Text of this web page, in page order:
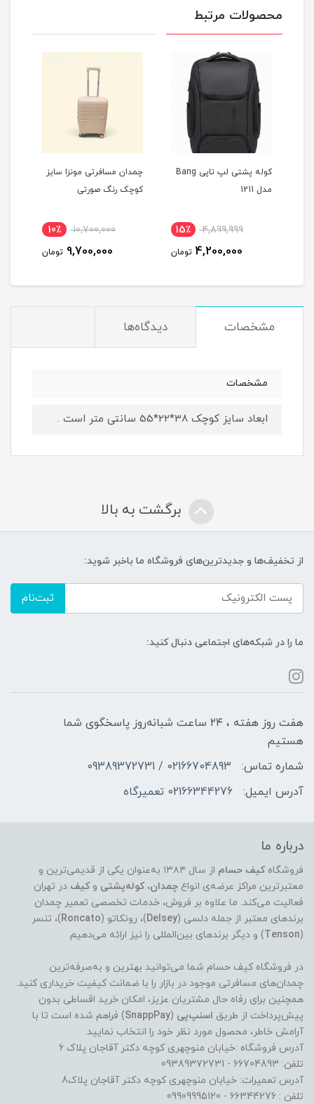
محصولات مرتبط
کوله پشتی لپ تاپی Bang
مدل 1211
4,899,999 15٪
4,200,000 تومان
چمدان مسافرتی مونزا سایز
کوچک رنگ صورتی
10,700,000 10٪
9,700,000 تومان
مشخصات دیدگاه‌ها
مشخصات
ابعاد سایز کوچک 38*22*55 سانتی متر است .
برگشت به بالا
از تخفیف‌ها و جدیدترین‌های فروشگاه ما باخبر شوید:
ثبت‌نام
ما را در شبکه‌های اجتماعی دنبال کنید:
هفت روز هفته ، ۲۴ ساعت شبانه‌روز پاسخگوی شما
هستیم
شماره تماس:
02166704893 / 09389372731
آدرس ایمیل:
02166344276 تعمیرگاه
درباره ما
فروشگاه کیف حسام
از سال ۱۳۸۴ به‌عنوان یکی از قدیمی‌ترین و
معتبرترین مراکز عرضه‌ی انواع چمدان، کوله‌پشتی و کیف در تهران
فعالیت می‌کند. ما علاوه بر فروش، خدمات تخصصی تعمیر چمدان
برندهای معتبر از جمله دلسی (Delsey)، رونکاتو (Roncato)، تنسر
(
Tenson) و دیگر برندهای بین‌المللی را نیز ارائه می‌دهیم.
در فروشگاه کیف حسام شما می‌توانید بهترین و به‌صرفه‌ترین
چمدان‌های مسافرتی موجود در بازار را با ضمانت کیفیت خریداری کنید.
همچنین برای رفاه حال مشتریان عزیز، امکان خرید اقساطی بدون
پیش‌پرداخت از طریق اسنپ‌پی (
SnappPay) فراهم شده است تا با
آرامش خاطر، محصول مورد نظر خود را انتخاب نمایید.
آدرس فروشگاه :خیابان منوچهری کوچه دکتر آقاجان پلاک 6
تلفن: 66704893 - 09389372731
آدرس تعمیرات: خیابان منوچهری کوچه دکتر آقاجان پلاک8
تلفن : 66344276 - 09909995120